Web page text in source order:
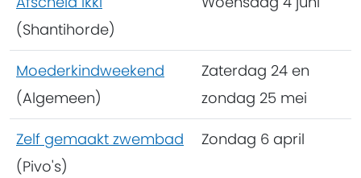
(Shantihorde)
Moederkindweekend
(Algemeen)
Zaterdag 24 en
zondag 25 mei
Zelf gemaakt zwembad
(Pivo's)
Zondag 6 april